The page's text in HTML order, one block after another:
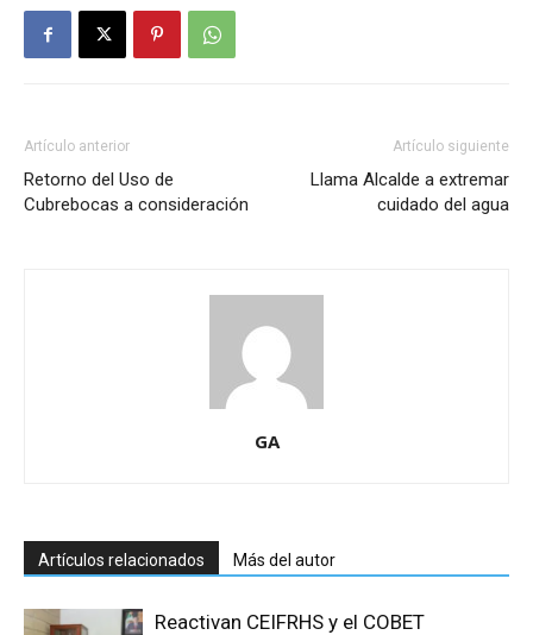
Artículo anterior
Retorno del Uso de
Cubrebocas a consideración
Artículo siguiente
Llama Alcalde a extremar
cuidado del agua
GA
Artículos relacionados Más del autor
Reactivan CEIFRHS y el COBET